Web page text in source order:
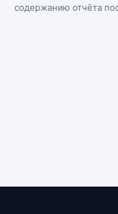
содержанию отчёта